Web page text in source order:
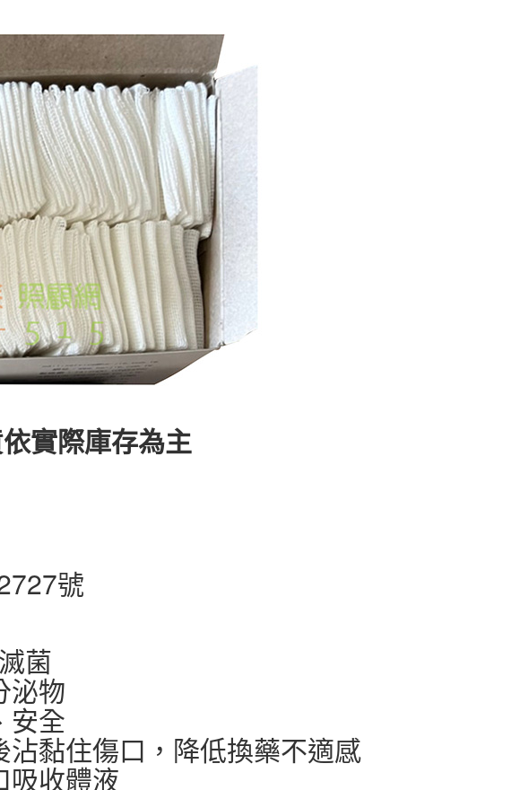
實際庫存為主
號
菌
泌物
安全
黏住傷口，降低換藥不適感
收體液